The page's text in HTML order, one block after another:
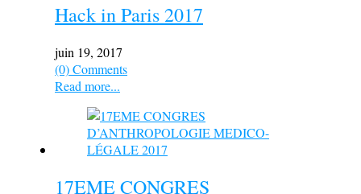
Hack in Paris 2017
juin 19, 2017
(0) Comments
Read more...
17EME CONGRES